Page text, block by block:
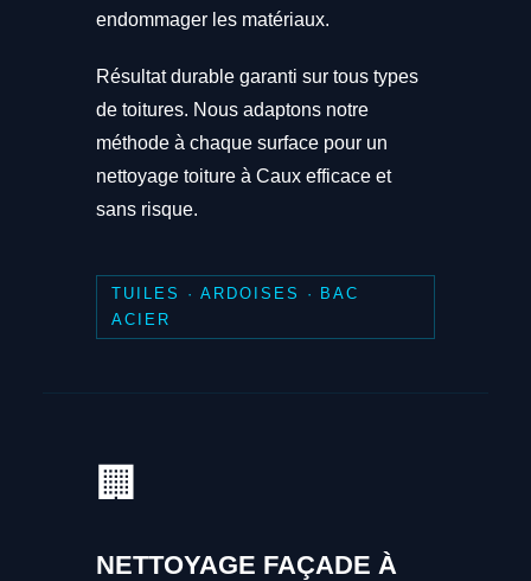
endommager les matériaux.
Résultat durable garanti sur tous types
de toitures. Nous adaptons notre
méthode à chaque surface pour un
nettoyage toiture à Caux efficace et
sans risque.
TUILES · ARDOISES · BAC
ACIER
🏢
NETTOYAGE FAÇADE À